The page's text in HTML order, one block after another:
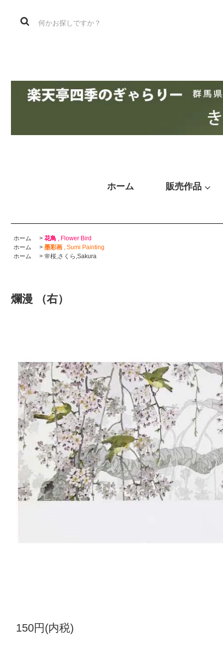
ホーム 販売作品
ホーム > 花鳥 , Flower Bird
ホーム
> 墨彩画 , Sumi Painting
ホーム
> 🌸桜,さくら,Sakura
爛漫 （右）
150円(内税)